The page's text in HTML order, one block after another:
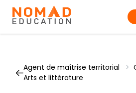
Agent de maîtrise territorial >
Arts et littérature